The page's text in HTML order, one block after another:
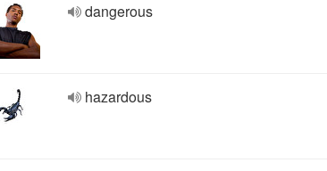
dangerous
hazardous